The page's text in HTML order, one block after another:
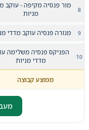
מור פנסיה מקיפה - עוקב
מניות
מנורה פנסיה עוקב מדדי
הפניקס פנסיה משלימה
מדדי מניות
ממוצע קבוצה